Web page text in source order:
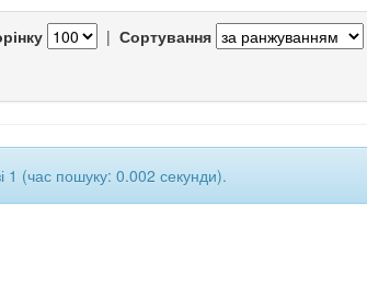
| Сортування
1 (час пошуку: 0.002 секунди).